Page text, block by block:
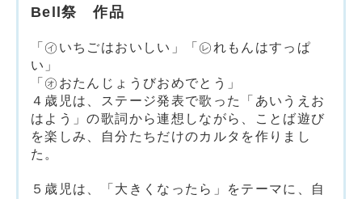
Bell祭 作品
「㋑いちごはおいしい」「㋹れもんはすっぱ
い」
「㋔おたんじょうびおめでとう」
４歳児は、ステージ発表で歌った「あいうえお
はよう」の歌詞から連想しながら、ことば遊び
を楽しみ、自分たちだけのカルタを作りまし
た。
５歳児は、「大きくなったら」をテーマに、自